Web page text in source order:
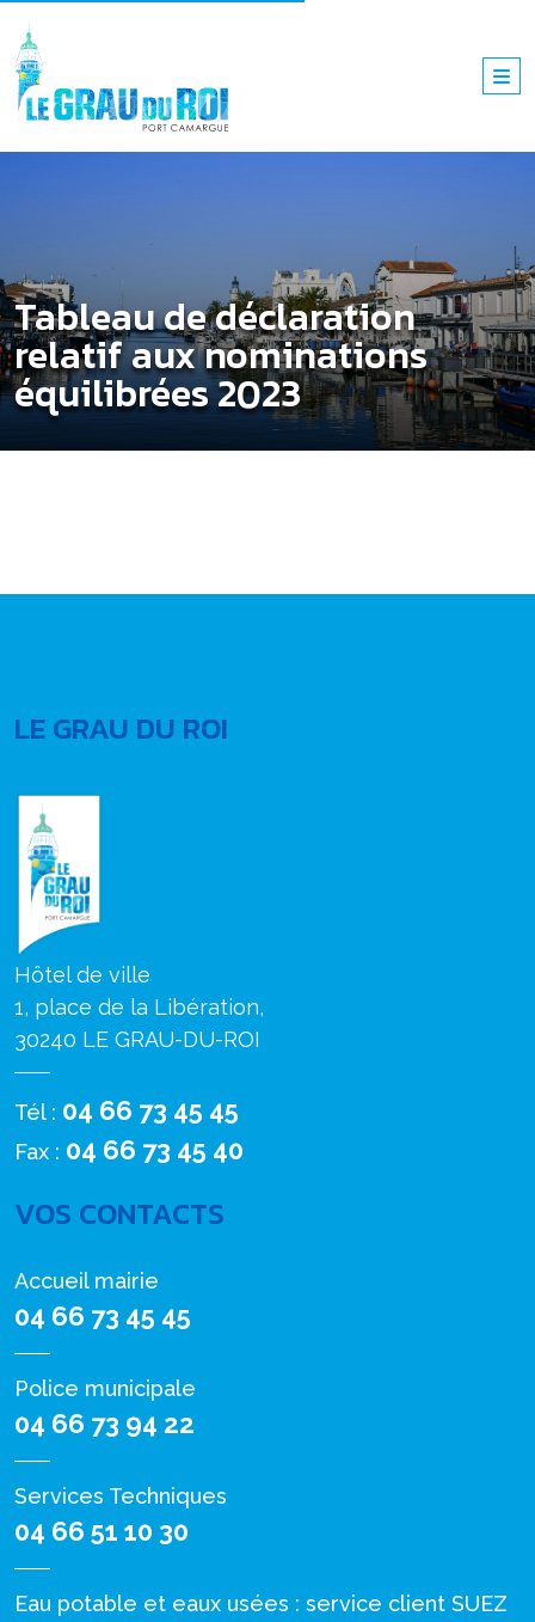
Tableau de déclaration
relatif aux nominations
équilibrées 2023
LE GRAU DU ROI
Hôtel de ville
1, place de la Libération,
30240 LE GRAU-DU-ROI
Tél : 04 66 73 45 45
Fax : 04 66 73 45 40
VOS CONTACTS
Accueil mairie
04 66 73 45 45
Police municipale
04 66 73 94 22
Services Techniques
04 66 51 10 30
Eau potable et eaux usées : service client SUEZ